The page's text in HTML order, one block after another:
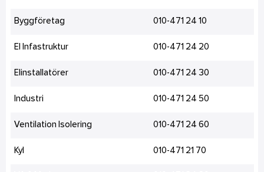
Byggföretag 010-471 24 10
El Infastruktur 010-471 24 20
Elinstallatörer 010-471 24 30
Industri 010-471 24 50
Ventilation Isolering 010-471 24 60
Kyl 010-471 21 70